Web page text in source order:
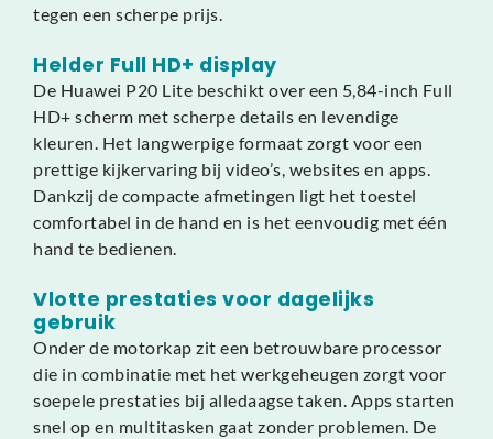
tegen een scherpe prijs.
Helder Full HD+ display
De Huawei P20 Lite beschikt over een 5,84-inch Full
HD+ scherm met scherpe details en levendige
kleuren. Het langwerpige formaat zorgt voor een
prettige kijkervaring bij video’s, websites en apps.
Dankzij de compacte afmetingen ligt het toestel
comfortabel in de hand en is het eenvoudig met één
hand te bedienen.
Vlotte prestaties voor dagelijks
gebruik
Onder de motorkap zit een betrouwbare processor
die in combinatie met het werkgeheugen zorgt voor
soepele prestaties bij alledaagse taken. Apps starten
snel op en multitasken gaat zonder problemen. De